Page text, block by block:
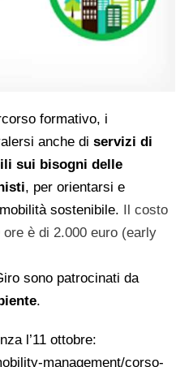
formativo, i
anche diservizi di
sui bisogni delle
, per orientarsi e
sostenibile. Il costo
è di 2.000 euro (early
sono patrocinati da
.
l’11 ottobre:
management/corso-